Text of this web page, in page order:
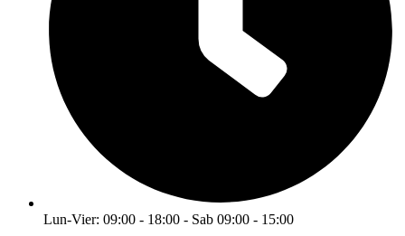
Lun-Vier: 09:00 - 18:00 - Sab 09:00 - 15:00